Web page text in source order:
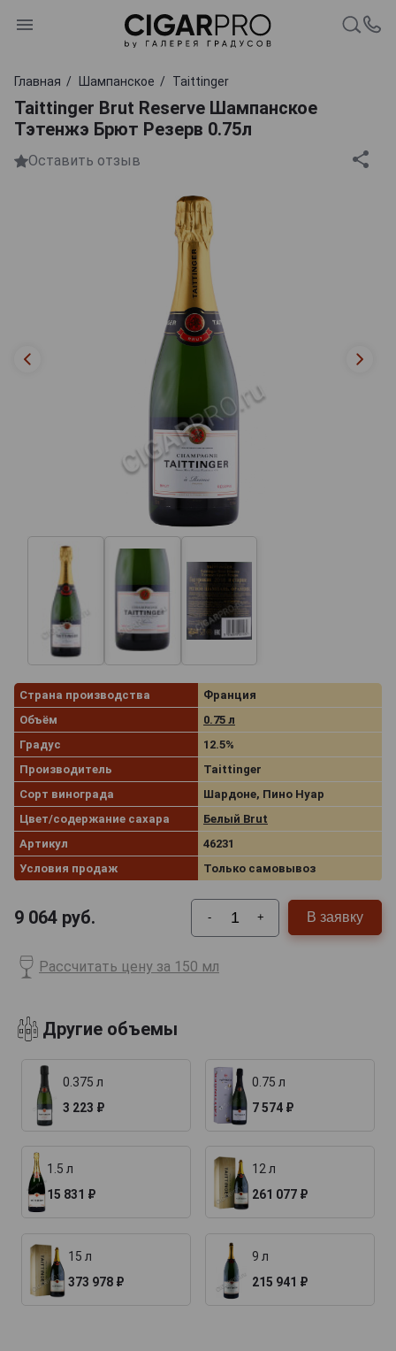
Главная Шампанское Taittinger
Taittinger Brut Reserve Шампанское
Тэтенжэ Брют Резерв 0.75л
Оставить отзыв
Страна производства
Франция
Объём
0.75 л
Градус
12.5%
Производитель
Taittinger
Сорт винограда
Шардоне, Пино Нуар
Цвет/содержание сахара
Белый Brut
Артикул
46231
Условия продаж
Только самовывоз
9 064 руб. - + В заявку
Рассчитать цену за 150 мл
Другие объемы
0.375 л
3 223 ₽
0.75 л
7 574 ₽
1.5 л
15 831 ₽
12 л
261 077 ₽
15 л
373 978 ₽
9 л
215 941 ₽